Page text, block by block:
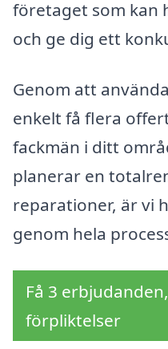
företaget som kan
och ge dig ett
Genom att
enkelt få flera
fackmän i ditt
planerar en
reparationer, är vi
genom hela
Få 3
förpliktelser